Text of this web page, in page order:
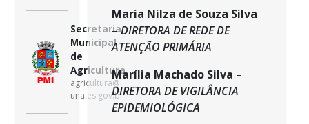
Secretaria
Municipal
de
Agricultura
agricultura@i
una.es.gov.br
Maria Nilza de Souza Silva
–DIRETORA DE REDE DE
ATENÇÃO PRIMÁRIA
Marília Machado Silva –
DIRETORA DE VIGILÂNCIA
EPIDEMIOLÓGICA